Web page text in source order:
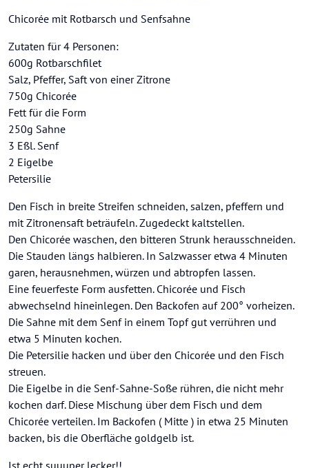
Chicorée mit Rotbarsch und Senfsahne
Zutaten für 4 Personen:
600g Rotbarschfilet
Salz, Pfeffer, Saft von einer Zitrone
750g Chicorée
Fett für die Form
250g Sahne
3 Eßl. Senf
2 Eigelbe
Petersilie
Den Fisch in breite Streifen schneiden, salzen, pfeffern und
mit Zitronensaft beträufeln. Zugedeckt kaltstellen.
Den Chicorée waschen, den bitteren Strunk herausschneiden.
Die Stauden längs halbieren. In Salzwasser etwa 4 Minuten
garen, herausnehmen, würzen und abtropfen lassen.
Eine feuerfeste Form ausfetten. Chicorée und Fisch
abwechselnd hineinlegen. Den Backofen auf 200° vorheizen.
Die Sahne mit dem Senf in einem Topf gut verrühren und
etwa 5 Minuten kochen.
Die Petersilie hacken und über den Chicorée und den Fisch
streuen.
Die Eigelbe in die Senf-Sahne-Soße rühren, die nicht mehr
kochen darf. Diese Mischung über dem Fisch und dem
Chicorée verteilen. Im Backofen ( Mitte ) in etwa 25 Minuten
backen, bis die Oberfläche goldgelb ist.